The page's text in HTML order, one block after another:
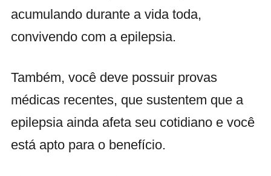
acumulando durante a vida toda,
convivendo com a epilepsia.
Também, você deve possuir provas
médicas recentes, que sustentem que a
epilepsia ainda afeta seu cotidiano e você
está apto para o benefício.